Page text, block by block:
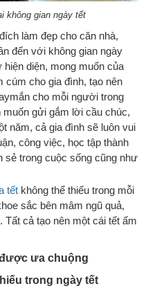
không gian ngày tết
làm đẹp cho căn nhà,
đến với không gian ngày
diện, mong muốn của
cúm cho gia đình, tạo nên
cho mỗi người trong
muốn gửi gắm lời cầu chúc,
năm, cả gia đình sẽ luôn vui
công việc, học tập thành
sẻ trong cuộc sống cũng như
tết không thể thiếu trong mỗi
sắc bên mâm ngũ quả,
Tất cả tạo nên một cái tết ấm
ưa chuộng
trong ngày tết